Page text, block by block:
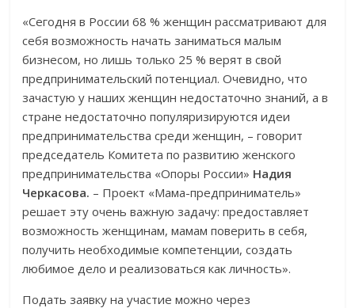
«Сегодня в России 68 % женщин рассматривают для
себя возможность начать заниматься малым
бизнесом, но лишь только 25 % верят в свой
предпринимательский потенциал. Очевидно, что
зачастую у наших женщин недостаточно знаний, а в
стране недостаточно популяризируются идеи
предпринимательства среди женщин, – говорит
председатель Комитета по развитию женского
предпринимательства «Опоры России» Надия
Черкасова. – Проект «Мама-предприниматель»
решает эту очень важную задачу: предоставляет
возможность женщинам, мамам поверить в себя,
получить необходимые компетенции, создать
любимое дело и реализоваться как личность».
Подать заявку на участие можно через